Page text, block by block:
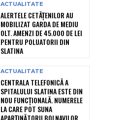
ACTUALITATE
ALERTELE CETĂȚENILOR AU
MOBILIZAT GARDA DE MEDIU
OLT. AMENZI DE 45.000 DE LEI
PENTRU POLUATORII DIN
SLATINA
ACTUALITATE
CENTRALA TELEFONICĂ A
SPITALULUI SLATINA ESTE DIN
NOU FUNCȚIONALĂ. NUMERELE
LA CARE POT SUNA
APARȚINĂTORII BOLNAVILOR